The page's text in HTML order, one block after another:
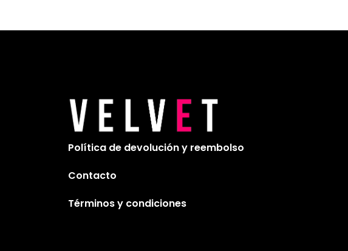
Política de devolución y reembolso
Contacto
Términos y condiciones